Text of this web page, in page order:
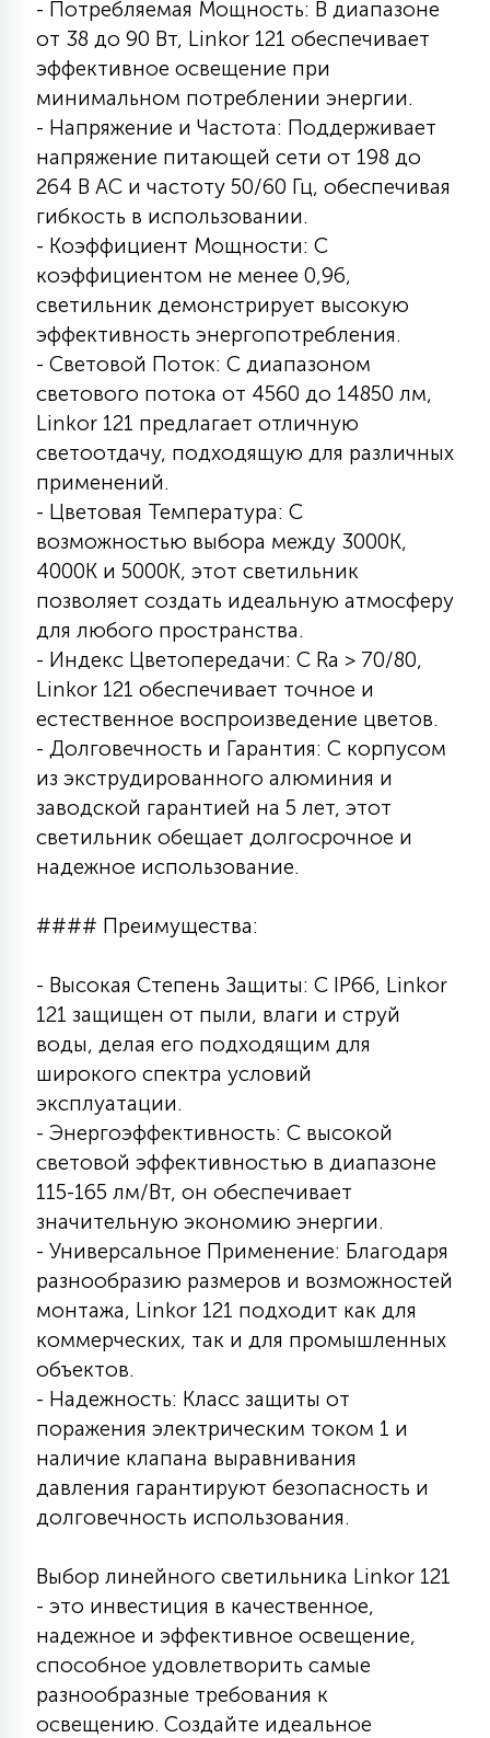
С УПРАВЛЕНИЕМ
АКСЕССУАРЫ
- Потребляемая Мощность: В диапазоне
от 38 до 90 Вт, Linkor 121 обеспечивает
эффективное освещение при
минимальном потреблении энергии.
- Напряжение и Частота: Поддерживает
напряжение питающей сети от 198 до
264 В АС и частоту 50/60 Гц, обеспечивая
гибкость в использовании.
- Коэффициент Мощности: С
коэффициентом не менее 0,96,
светильник демонстрирует высокую
эффективность энергопотребления.
- Световой Поток: С диапазоном
светового потока от 4560 до 14850 лм,
Linkor 121 предлагает отличную
светоотдачу, подходящую для различных
применений.
- Цветовая Температура: С
возможностью выбора между 3000К,
4000К и 5000К, этот светильник
позволяет создать идеальную атмосферу
для любого пространства.
- Индекс Цветопередачи: С Ra > 70/80,
Linkor 121 обеспечивает точное и
естественное воспроизведение цветов.
- Долговечность и Гарантия: С корпусом
из экструдированного алюминия и
заводской гарантией на 5 лет, этот
светильник обещает долгосрочное и
надежное использование.
#### Преимущества:
- Высокая Степень Защиты: С IP66, Linkor
121 защищен от пыли, влаги и струй
воды, делая его подходящим для
широкого спектра условий
эксплуатации.
- Энергоэффективность: С высокой
световой эффективностью в диапазоне
115-165 лм/Вт, он обеспечивает
значительную экономию энергии.
- Универсальное Применение: Благодаря
разнообразию размеров и возможностей
монтажа, Linkor 121 подходит как для
коммерческих, так и для промышленных
объектов.
- Надежность: Класс защиты от
поражения электрическим током 1 и
наличие клапана выравнивания
давления гарантируют безопасность и
долговечность использования.
Выбор линейного светильника Linkor 121
- это инвестиция в качественное,
надежное и эффективное освещение,
способное удовлетворить самые
разнообразные требования к
освещению. Создайте идеальное